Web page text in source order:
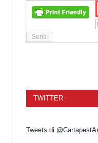
TWITTER
Tweets di